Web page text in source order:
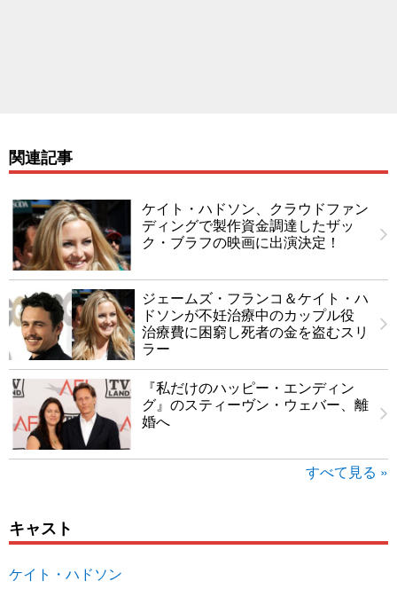
関連記事
ケイト・ハドソン、クラウドファン
ディングで製作資金調達したザッ
ク・ブラフの映画に出演決定！
ジェームズ・フランコ＆ケイト・ハ
ドソンが不妊治療中のカップル役
治療費に困窮し死者の金を盗むスリ
ラー
『私だけのハッピー・エンディン
グ』のスティーヴン・ウェバー、離
婚へ
すべて見る »
キャスト
ケイト・ハドソン